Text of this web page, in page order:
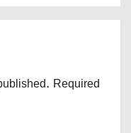
Required